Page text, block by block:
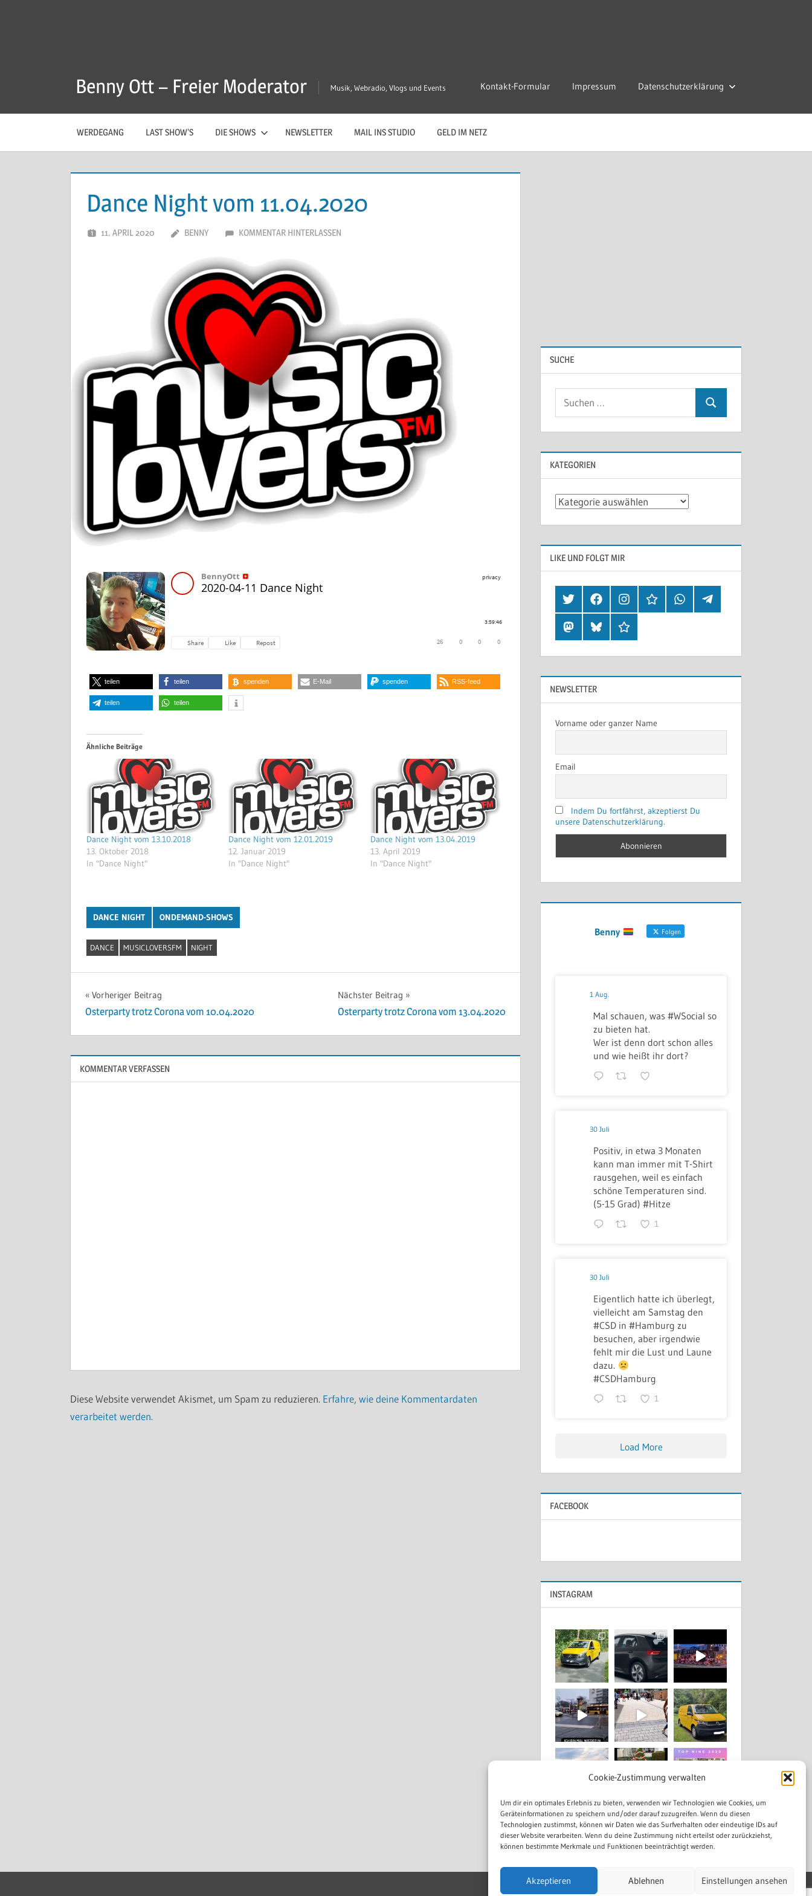
Cookie-Zustimmung verwalten
Um dir ein optimales Erlebnis zu bieten, verwenden wir Technologien wie Cookies, um
Geräteinformationen zu speichern und/oder darauf zuzugreifen. Wenn du diesen
Technologien zustimmst, können wir Daten wie das Surfverhalten oder eindeutige IDs auf
dieser Website verarbeiten. Wenn du deine Zustimmung nicht erteilst oder zurückziehst,
können bestimmte Merkmale und Funktionen beeinträchtigt werden.
Akzeptieren Ablehnen Einstellungen ansehen
Benny Ott – Freier Moderator Musik, Webradio, Vlogs und Events Kontakt-Formular Impressum Datenschutzerklärung
WERDEGANG LAST SHOW’S DIE SHOWS NEWSLETTER MAIL INS STUDIO GELD IM NETZ
Dance Night vom 11.04.2020
11. APRIL 2020 BENNY KOMMENTAR HINTERLASSEN
teilen teilen spenden E-Mail spenden RSS-feed
teilen teilen
Ähnliche Beiträge
Dance Night vom 13.10.2018
13. Oktober 2018
In "Dance Night"
Dance Night vom 12.01.2019
12. Januar 2019
In "Dance Night"
Dance Night vom 13.04.2019
13. April 2019
In "Dance Night"
DANCE NIGHT ONDEMAND-SHOWS
DANCE MUSICLOVERSFM NIGHT
Beitragsnavigation
Vorheriger Beitrag
Osterparty trotz Corona vom 10.04.2020
Nächster Beitrag
Osterparty trotz Corona vom 13.04.2020
KOMMENTAR VERFASSEN
Diese Website verwendet Akismet, um Spam zu reduzieren. Erfahre, wie deine Kommentardaten
verarbeitet werden.
SUCHE
KATEGORIEN
Kategorien
LIKE UND FOLGT MIR
TwitterFacebookInstagramHearthisWhatsappTelegram
MastodonBlueskyThreads
NEWSLETTER
Vorname oder ganzer Name
Email
Indem Du fortfährst, akzeptierst Du
unsere Datenschutzerklärung.
Benny Folgen
1 Aug.
Mal schauen, was #WSocial so
zu bieten hat.
Wer ist denn dort schon alles
und wie heißt ihr dort?
30 Juli
Positiv, in etwa 3 Monaten
kann man immer mit T-Shirt
rausgehen, weil es einfach
schöne Temperaturen sind.
(5-15 Grad) #Hitze
1
30 Juli
Eigentlich hatte ich überlegt,
vielleicht am Samstag den
#CSD in #Hamburg zu
besuchen, aber irgendwie
fehlt mir die Lust und Laune
dazu.
#CSDHamburg
1
Load More
FACEBOOK
INSTAGRAM
Mehr laden... Auf Instagram folgen